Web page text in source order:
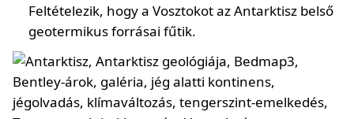
Feltételezik, hogy a Vosztokot az Antarktisz belső
geotermikus forrásai fűtik.